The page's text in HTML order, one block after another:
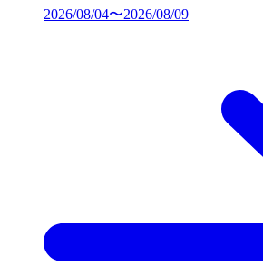
2026/08/04〜2026/08/09